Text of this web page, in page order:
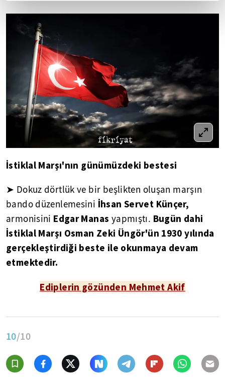
İstiklal Marşı'nın günümüzdeki bestesi
➤ Dokuz dörtlük ve bir beşlikten oluşan marşın
bando düzenlemesini İhsan Servet Künçer,
armonisini Edgar Manas yapmıştı. Bugün dahi
İstiklal Marşı Osman Zeki Üngör'ün 1930 yılında
gerçekleştirdiği beste ile okunmaya devam
etmektedir.
Ediplerin gözünden Mehmet Akif
10/10